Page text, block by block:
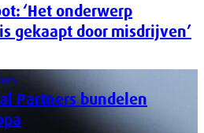
‘Het onderwerp
gekaapt door misdrijven’
Partners bundelen